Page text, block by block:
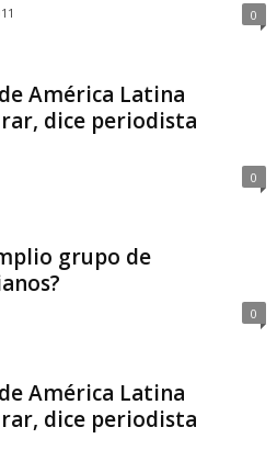
0
América Latina
dice periodista
0
grupo de
0
América Latina
dice periodista